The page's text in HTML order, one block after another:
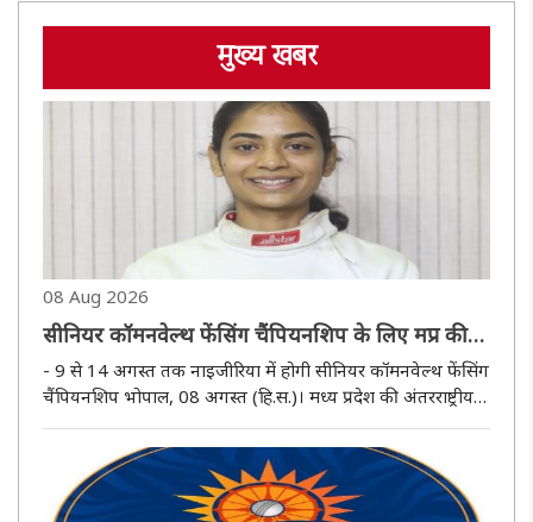
मुख्य खबर
08 Aug 2026
सीनियर कॉमनवेल्थ फेंसिंग चैंपियनशिप के लिए मप्र की
खुशी का भारतीय फेंसिंग टीम में चयन
- 9 से 14 अगस्त तक नाइजीरिया में होगी सीनियर कॉमनवेल्थ फेंसिंग
चैंपियनशिप भोपाल, 08 अगस्त (हि.स.)। मध्य प्रदेश की अंतरराष्ट्रीय
फेंसिंग खिलाड़ी खुशी दाभाडे का चयन सीनियर कॉमनवेल्थ फेंसिंग
चैंपियनशिप-2026 के लिए भारतीय टीम में हुआ है। प्रतियोगिता ..